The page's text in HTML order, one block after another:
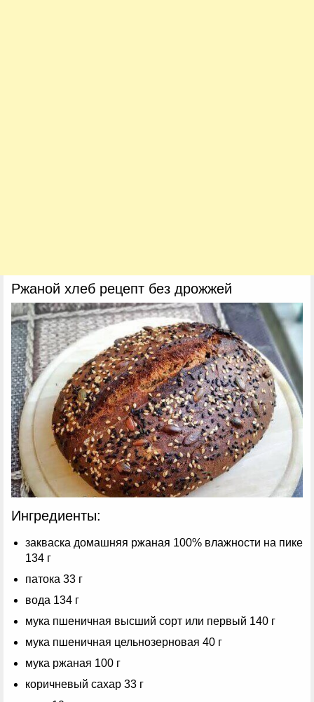
Ржаной хлеб рецепт без дрожжей
Ингредиенты:
закваска домашняя ржаная 100% влажности на пике
134 г
патока 33 г
вода 134 г
мука пшеничная высший сорт или первый 140 г
мука пшеничная цельнозерновая 40 г
мука ржаная 100 г
коричневый сахар 33 г